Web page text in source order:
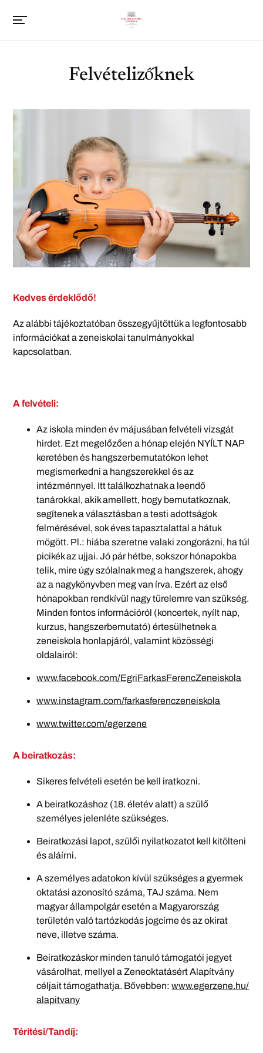
Felvételizőknek
Kedves érdeklődő!
Az alábbi tájékoztatóban összegyűjtöttük a legfontosabb
információkat a zeneiskolai tanulmányokkal
kapcsolatban.
A felvételi:
Az iskola minden év májusában felvételi vizsgát
hirdet. Ezt megelőzően a hónap elején NYÍLT NAP
keretében és hangszerbemutatókon lehet
megismerkedni a hangszerekkel és az
intézménnyel. Itt találkozhatnak a leendő
tanárokkal, akik amellett, hogy bemutatkoznak,
segítenek a választásban a testi adottságok
felmérésével, sok éves tapasztalattal a hátuk
mögött. Pl.: hiába szeretne valaki zongorázni, ha túl
picikék az ujjai. Jó pár hétbe, sokszor hónapokba
telik, mire úgy szólalnak meg a hangszerek, ahogy
az a nagykönyvben meg van írva. Ezért az első
hónapokban rendkívül nagy türelemre van szükség.
Minden fontos információról (koncertek, nyílt nap,
kurzus, hangszerbemutató) értesülhetnek a
zeneiskola honlapjáról, valamint közösségi
oldalairól:
www.facebook.com/EgriFarkasFerencZeneiskola
www.instagram.com/farkasferenczeneiskola
www.twitter.com/egerzene
A beiratkozás:
Sikeres felvételi esetén be kell iratkozni.
A beiratkozáshoz (18. életév alatt) a szülő
személyes jelenléte szükséges.
Beiratkozási lapot, szülői nyilatkozatot kell kitölteni
és aláírni.
A személyes adatokon kívül szükséges a gyermek
oktatási azonosító száma, TAJ száma. Nem
magyar állampolgár esetén a Magyarország
területén való tartózkodás jogcíme és az okirat
neve, illetve száma.
Beiratkozáskor minden tanuló támogatói jegyet
vásárolhat, mellyel a Zeneoktatásért Alapítvány
céljait támogathatja. Bővebben:www.egerzene.hu/
alapitvany
Térítési/Tandíj: